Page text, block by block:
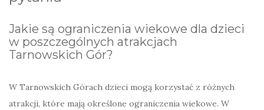
Jakie są ograniczenia wiekowe dla dzieci
w poszczególnych atrakcjach
Tarnowskich Gór?
W Tarnowskich Górach dzieci mogą korzystać z różnych
atrakcji, które mają określone ograniczenia wiekowe. W